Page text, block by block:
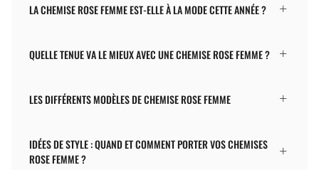
LA CHEMISE ROSE FEMME EST-ELLE À LA MODE CETTE ANNÉE ?
QUELLE TENUE VA LE MIEUX AVEC UNE CHEMISE ROSE FEMME ?
LES DIFFÉRENTS MODÈLES DE CHEMISE ROSE FEMME
IDÉES DE STYLE : QUAND ET COMMENT PORTER VOS CHEMISES
ROSE FEMME ?